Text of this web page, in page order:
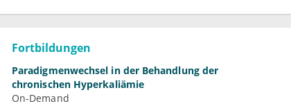
Fortbildungen
Paradigmenwechsel in der Behandlung der
chronischen Hyperkaliämie
On-Demand